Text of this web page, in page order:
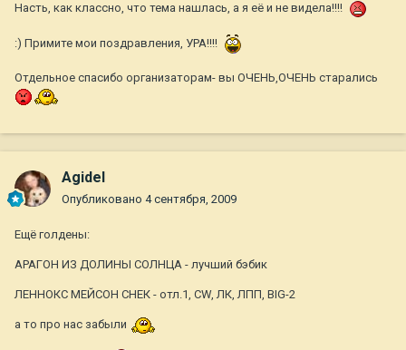
Насть, как классно, что тема нашлась, а я её и не видела!!!!
:) Примите мои поздравления, УРА!!!!
Отдельное спасибо организаторам- вы ОЧЕНЬ,ОЧЕНЬ старались
Agidel
Опубликовано 4 сентября, 2009
Ещё голдены:
АРАГОН ИЗ ДОЛИНЫ СОЛНЦА - лучший бэбик
ЛЕННОКС МЕЙСОН СНЕК - отл.1, CW, ЛК, ЛПП, BIG-2
а то про нас забыли